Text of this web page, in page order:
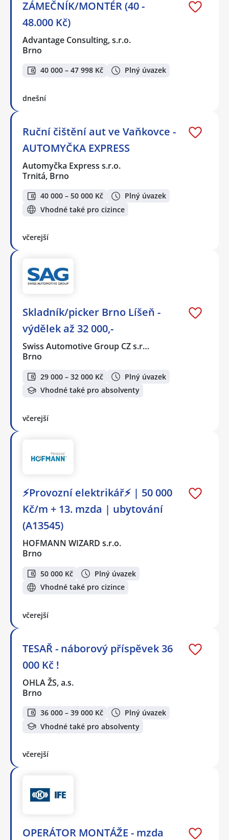
ZÁMEČNÍK/MONTÉR (40 -
48.000 Kč)
Advantage Consulting, s.r.o.
Brno
40 000 – 47 998 Kč Plný úvazek
dnešní
Ruční čištění aut ve Vaňkovce -
AUTOMYČKA EXPRESS
Automyčka Express s.r.o.
Trnitá, Brno
40 000 – 50 000 Kč
Plný úvazek
Vhodné také pro cizince
včerejší
Skladník/picker Brno Líšeň -
výdělek až 32 000,-
Swiss Automotive Group CZ s.r…
Brno
29 000 – 32 000 Kč
Plný úvazek
Vhodné také pro absolventy
včerejší
⚡Provozní elektrikář⚡ | 50 000
Kč/m + 13. mzda | ubytování
(A13545)
HOFMANN WIZARD s.r.o.
Brno
50 000 Kč
Plný úvazek
Vhodné také pro cizince
včerejší
TESAŘ - náborový příspěvek 36
000 Kč !
OHLA ŽS, a.s.
Brno
36 000 – 39 000 Kč
Plný úvazek
Vhodné také pro absolventy
včerejší
OPERÁTOR MONTÁŽE - mzda